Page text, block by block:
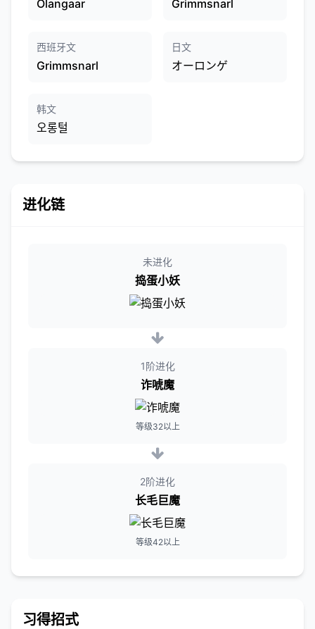
Olangaar Grimmsnarl
西班牙文
Grimmsnarl
日文
オーロンゲ
韩文
오롱털
进化链
未进化
捣蛋小妖
1阶进化
诈唬魔
等级32以上
2阶进化
长毛巨魔
等级42以上
习得招式